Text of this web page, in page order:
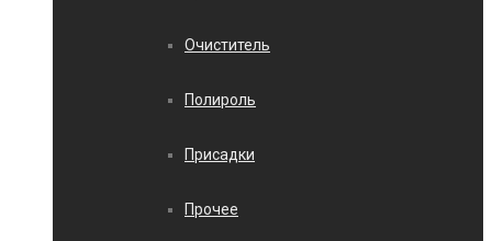
Очиститель
Полироль
Присадки
Прочее